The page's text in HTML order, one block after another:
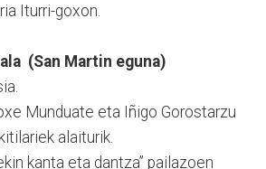
Iturri-goxon.
(San Martin eguna)
Munduate eta Iñigo Gorostarzu
alaiturik.
kanta eta dantza” pailazoen